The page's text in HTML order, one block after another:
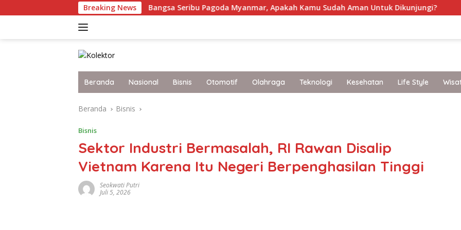
ke
Breaking News
Bangsa Seribu Pagoda Myanmar, Apakah Kamu Sudah Aman Untuk Dikunjungi?
Beranda Nasional Bisnis Otomotif Olahraga Teknologi Kesehatan Life Style
Beranda Bisnis
Bisnis
Sektor Industri Bermasalah, RI Rawan Disalip
Vietnam Karena Itu Negeri Berpenghasilan Tinggi
Seokwati Putri
Juli 5, 2026